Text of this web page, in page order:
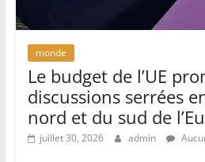
monde
Le budget de l’UE
discussions serrées
nord et du sud de
juillet 30, 2026 admin